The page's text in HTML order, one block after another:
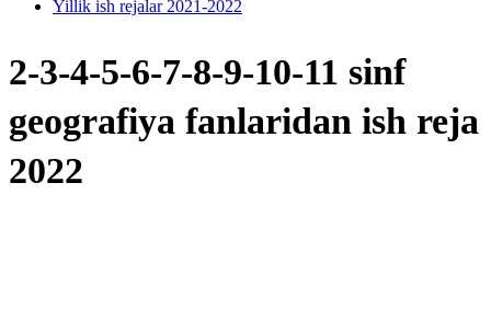
Yillik ish rejalar 2021-2022
2-3-4-5-6-7-8-9-10-11 sinf
geografiya fanlaridan ish reja
2022